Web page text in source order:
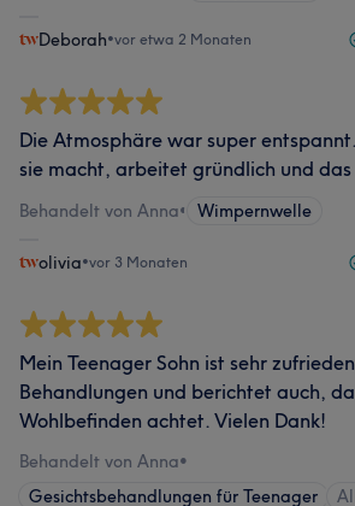
Deborah•vor etwa 2 Monaten
Die Atmosphäre war super
sie macht, arbeitet gründlich und das
Behandelt von Anna• Wimpernwelle
olivia•vor 3 Monaten
Mein Teenager Sohn ist sehr
Behandlungen und berichtet auch,
Wohlbefinden achtet. Vielen Dank!
Behandelt von Anna•
Gesichtsbehandlungen für Teenager